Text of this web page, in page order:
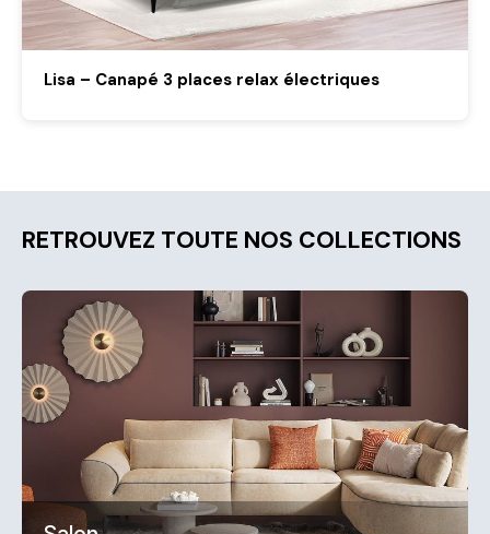
Lisa – Canapé 3 places relax électriques
RETROUVEZ TOUTE NOS COLLECTIONS